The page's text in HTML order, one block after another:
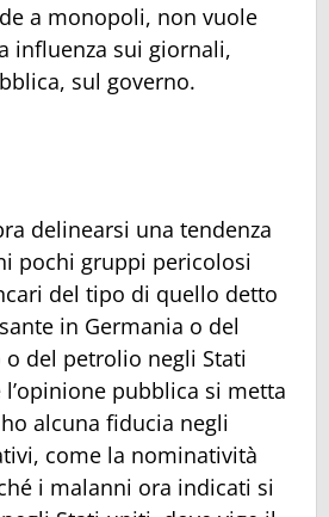
a monopoli, non vuole
influenza sui giornali,
sul governo.
delinearsi una tendenza
pochi gruppi pericolosi
del tipo di quello detto
in Germania o del
o del petrolio negli Stati
pubblica si metta
alcuna fiducia negli
come la nominatività
i malanni ora indicati si